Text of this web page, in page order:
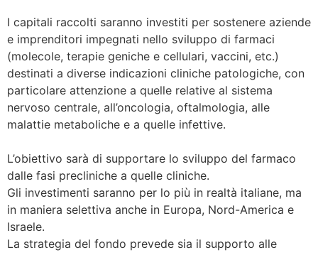
I capitali raccolti saranno investiti per sostenere aziende
e imprenditori impegnati nello sviluppo di farmaci
(molecole, terapie geniche e cellulari, vaccini, etc.)
destinati a diverse indicazioni cliniche patologiche, con
particolare attenzione a quelle relative al sistema
nervoso centrale, all’oncologia, oftalmologia, alle
malattie metaboliche e a quelle infettive.
L’obiettivo sarà di supportare lo sviluppo del farmaco
dalle fasi precliniche a quelle cliniche.
Gli investimenti saranno per lo più in realtà italiane, ma
in maniera selettiva anche in Europa, Nord-America e
Israele.
La strategia del fondo prevede sia il supporto alle